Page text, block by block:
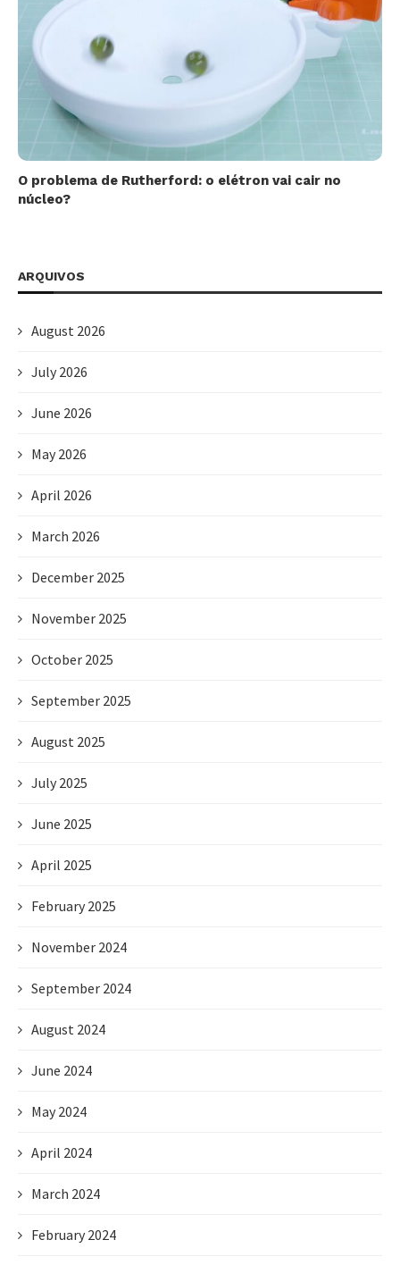
O problema de Rutherford: o elétron vai cair no
núcleo?
ARQUIVOS
August 2026
July 2026
June 2026
May 2026
April 2026
March 2026
December 2025
November 2025
October 2025
September 2025
August 2025
July 2025
June 2025
April 2025
February 2025
November 2024
September 2024
August 2024
June 2024
May 2024
April 2024
March 2024
February 2024